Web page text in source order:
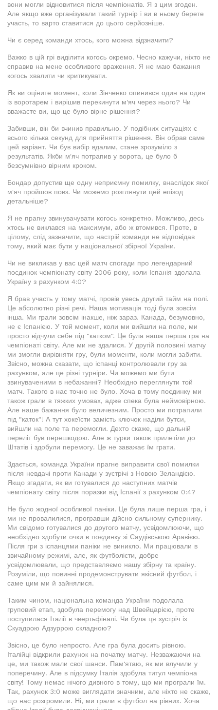
вони могли відновитися після чемпіонатів. Я з цим згоден.
Але якщо вже організували такий турнір і ви в ньому берете
участь, то варто ставитися до цього серйозніше.
Чи є серед команди хтось, кого можна відзначити?
Важко в цій грі виділити когось окремо. Чесно кажучи, ніхто не
справив на мене особливого враження. Я не маю бажання
когось хвалити чи критикувати.
Як ви оціните момент, коли Зінченко опинився один на один
із воротарем і вирішив перекинути м'яч через нього? Чи
вважаєте ви, що це було вірне рішення?
Забивши, він би вчинив правильно. У подібних ситуаціях є
всього кілька секунд для прийняття рішення. Він обрав саме
цей варіант. Чи був вибір вдалим, стане зрозуміло з
результатів. Якби м'яч потрапив у ворота, це було б
безсумнівно вірним кроком.
Бондар допустив ще одну неприємну помилку, внаслідок якої
м'яч пройшов повз. Чи можемо розглянути цей епізод
детальніше?
Я не прагну звинувачувати когось конкретно. Можливо, десь
хтось не виклався на максимум, або ж втомився. Проте, в
цілому, слід зазначити, що настрій команди не відповідав
тому, який має бути у національної збірної України.
Чи не викликав у вас цей матч спогади про легендарний
поєдинок чемпіонату світу 2006 року, коли Іспанія здолала
Україну з рахунком 4:0?
Я брав участь у тому матчі, провів увесь другий тайм на полі.
Це абсолютно різні речі. Наша мотивація тоді була зовсім
інша. Ми грали зовсім інакше, ніж зараз. Канада, безумовно,
не є Іспанією. У той момент, коли ми вийшли на поле, ми
просто відчули себе під "катком". Це була наша перша гра на
чемпіонаті світу. Але ми не здалися. У другій половині матчу
ми змогли вирівняти гру, були моменти, коли могли забити.
Звісно, можна сказати, що іспанці контролювали гру за
рахунком, але це різні турніри. Чи можемо ми бути
звинуваченими в небажанні? Необхідно переглянути той
матч. Такого в нас точно не було. Хоча в тому поєдинку ми
також грали в тяжких умовах, адже спека була неймовірною.
Але наше бажання було величезним. Просто ми потрапили
під "каток"! А тут хокеїсти замість ключок наділи бутси,
вийшли на поле та перемогли. Дехто скаже, що дальній
переліт був перешкодою. Але ж турки також прилетіли до
Штатів і здобули перемогу. Це не заважає їм грати.
Здається, команда України прагне виправити свої помилки
після невдачі проти Канади у зустрічі з Новою Зеландією.
Якщо згадати, як ви готувалися до наступних матчів
чемпіонату світу після поразки від Іспанії з рахунком 0:4?
Не було жодної особливої паніки. Це була лише перша гра, і
ми не провалилися, програвши дійсно сильному супернику.
Ми свідомо готувалися до другого матчу, усвідомлюючи, що
необхідно здобути очки в поєдинку зі Саудівською Аравією.
Після гри з іспанцями паніки не виникло. Ми працювали в
звичайному режимі, але, як футболісти, добре
усвідомлювали, що представляємо нашу збірну та країну.
Розуміли, що повинні продемонструвати якісний футбол, і
саме цим ми й зайнялися.
Таким чином, національна команда України подолала
груповий етап, здобула перемогу над Швейцарією, проте
поступилася Італії в чвертьфіналі. Чи була ця зустріч із
Скуадрою Адзуррою складною?
Звісно, це було непросто. Але гра була досить рівною.
Італійці відкрили рахунок на початку матчу. Незважаючи на
це, ми також мали свої шанси. Пам'ятаю, як ми влучили у
поперечину. Але в підсумку Італія здобула титул чемпіона
світу! Тому немає нічого дивного в тому, що ми програли їм.
Так, рахунок 3:0 може виглядати значним, але ніхто не скаже,
що нас розгромили. Ні, ми грали в футбол на рівних. Хоча